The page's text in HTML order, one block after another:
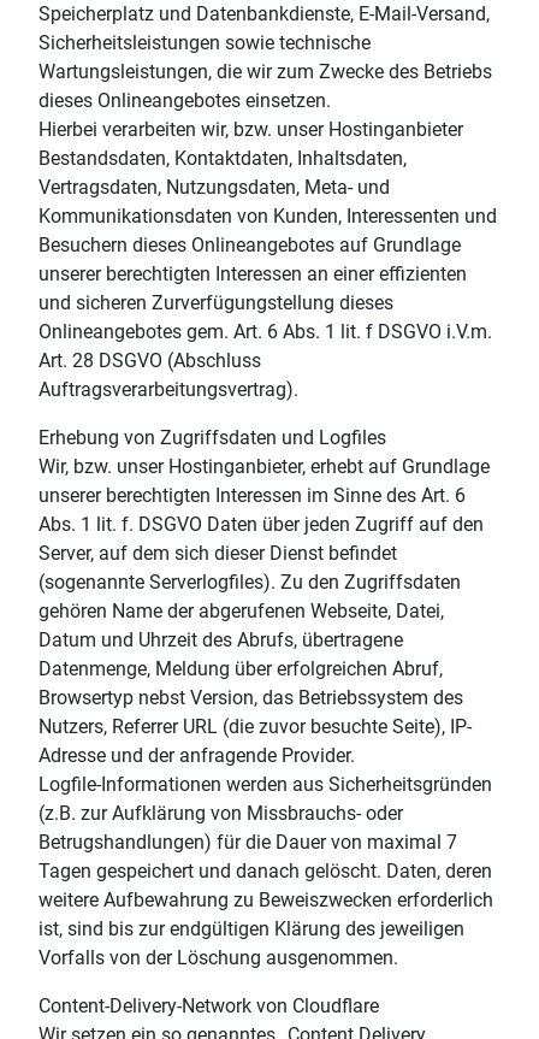
Speicherplatz und Datenbankdienste, E-Mail-Versand,
Sicherheitsleistungen sowie technische
Wartungsleistungen, die wir zum Zwecke des Betriebs
dieses Onlineangebotes einsetzen.
Hierbei verarbeiten wir, bzw. unser Hostinganbieter
Bestandsdaten, Kontaktdaten, Inhaltsdaten,
Vertragsdaten, Nutzungsdaten, Meta- und
Kommunikationsdaten von Kunden, Interessenten und
Besuchern dieses Onlineangebotes auf Grundlage
unserer berechtigten Interessen an einer effizienten
und sicheren Zurverfügungstellung dieses
Onlineangebotes gem. Art. 6 Abs. 1 lit. f DSGVO i.V.m.
Art. 28 DSGVO (Abschluss
Auftragsverarbeitungsvertrag).
Erhebung von Zugriffsdaten und Logfiles
Wir, bzw. unser Hostinganbieter, erhebt auf Grundlage
unserer berechtigten Interessen im Sinne des Art. 6
Abs. 1 lit. f. DSGVO Daten über jeden Zugriff auf den
Server, auf dem sich dieser Dienst befindet
(sogenannte Serverlogfiles). Zu den Zugriffsdaten
gehören Name der abgerufenen Webseite, Datei,
Datum und Uhrzeit des Abrufs, übertragene
Datenmenge, Meldung über erfolgreichen Abruf,
Browsertyp nebst Version, das Betriebssystem des
Nutzers, Referrer URL (die zuvor besuchte Seite), IP-
Adresse und der anfragende Provider.
Logfile-Informationen werden aus Sicherheitsgründen
(z.B. zur Aufklärung von Missbrauchs- oder
Betrugshandlungen) für die Dauer von maximal 7
Tagen gespeichert und danach gelöscht. Daten, deren
weitere Aufbewahrung zu Beweiszwecken erforderlich
ist, sind bis zur endgültigen Klärung des jeweiligen
Vorfalls von der Löschung ausgenommen.
Content-Delivery-Network von Cloudflare